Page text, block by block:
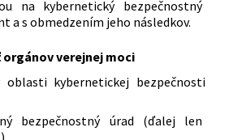
na kybernetický bezpečnostný
a s obmedzením jeho následkov.
verejnej moci
oblasti kybernetickej bezpečnosti
bezpečnostný úrad (ďalej len